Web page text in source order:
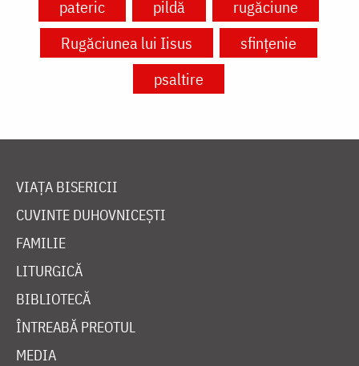
pateric
pildă
rugăciune
Rugăciunea lui Iisus
sfințenie
psaltire
VIAȚA BISERICII
CUVINTE DUHOVNICEȘTI
FAMILIE
LITURGICĂ
BIBLIOTECĂ
ÎNTREABĂ PREOTUL
MEDIA